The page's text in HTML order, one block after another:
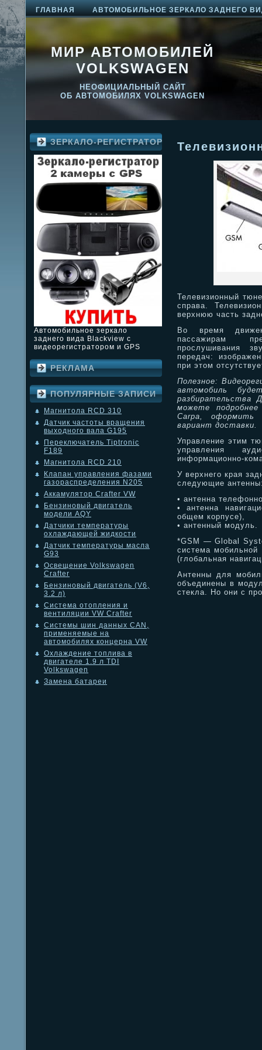
ГЛАВНАЯ АВТОМОБИЛЬНОЕ ЗЕРКАЛО ЗАДНЕГО
МИР АВТОМОБИЛЕЙ
VOLKSWAGEN
НЕОФИЦИАЛЬНЫЙ САЙТ
ОБ АВТОМОБИЛЯХ VOLKSWAGEN
ЗЕРКАЛО-РЕГИСТРАТОР
Автомобильное зеркало
заднего вида Blackview с
видеорегистратором и GPS
РЕКЛАМА
ПОПУЛЯРНЫЕ ЗАПИСИ
Магнитола RCD 310
Датчик частоты вращения
выходного вала G195
Переключатель Tiptronic
F189
Магнитола RCD 210
Клапан управления фазами
газораспределения N205
Аккамулятор Crafter VW
Бензиновый двигатель
модели AQY
Датчики температуры
охлаждающей жидкости
Датчик температуры масла
G93
Освещение Volkswagen
Crafter
Бензиновый двигатель (V6,
3.2 л)
Система отопления и
вентиляции VW Crafter
Системы шин данных CAN,
применяемые на
автомобилях концерна VW
Охлаждение топлива в
двигателе 1.9 л TDI
Volkswagen
Замена батареи
Телевизионный
справа.
верхнюю часть
Во время
пассажирам
прослушивания
передач:
при этом
Полезное:
автомобиль
разбирательства
можете
Carpa, оформить
вариант доставки.
Управление этим
управления
информационно-
У верхнего края
следующие
• антенна
• антенна
общем корпусе),
• антенный модуль.
*GSM — Global
система
(глобальная
Антенны для
объединены в
стекла. Но они с